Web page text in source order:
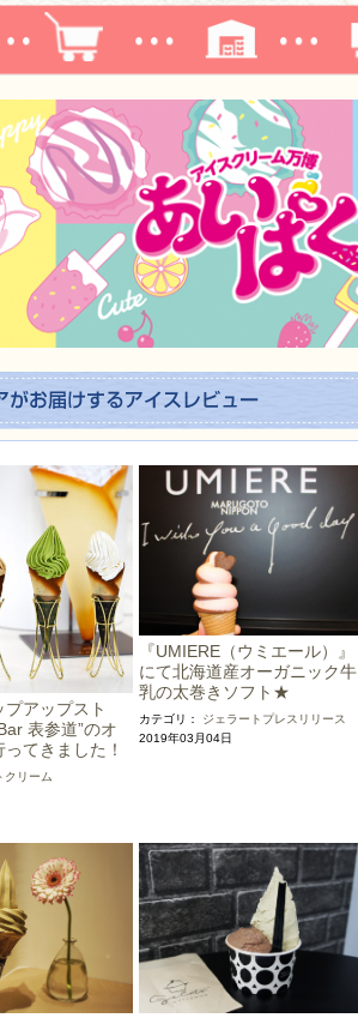
プアップスト
表参道”のオ
てきました！
クリーム
『UMIERE（ウミエール）』
にて北海道産オーガニック牛
乳の太巻きソフト★
カテゴリ： ジェラート プレスリリース
2019年03月04日